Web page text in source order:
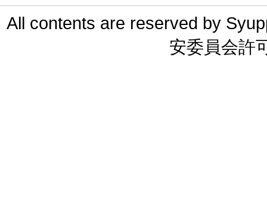
All contents are reserved by
安委員会許